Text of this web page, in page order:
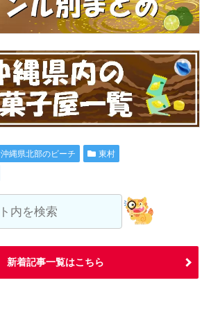
沖縄県北部のビーチ
東村
新着記事一覧はこちら